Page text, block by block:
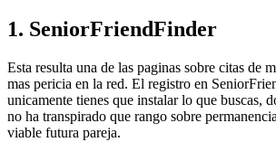
1. SeniorFriendFinder
Esta resulta una de las paginas sobre citas de
mas pericia en la red. El registro en
unicamente tienes que instalar lo que buscas,
no ha transpirado que rango sobre
viable futura pareja.